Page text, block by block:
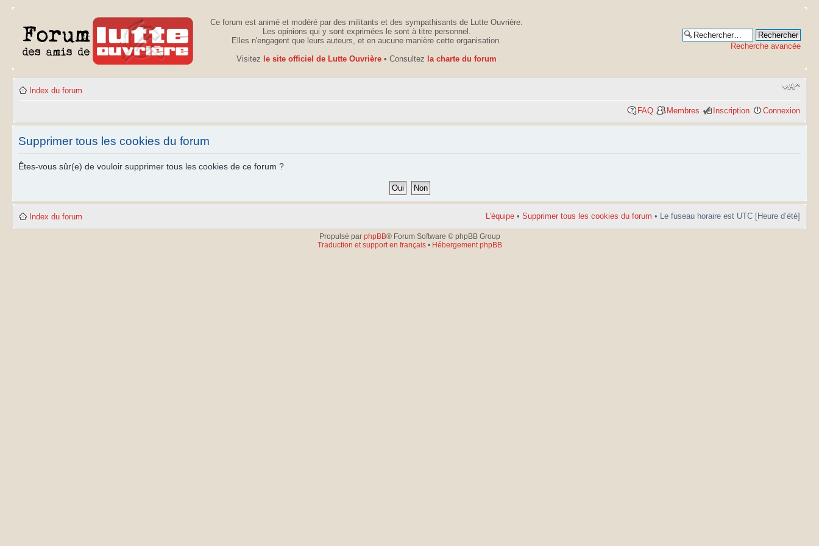
Ce forum est animé et modéré par des militants et des sympathisants de Lutte Ouvrière.
Les opinions qui y sont exprimées le sont à titre personnel.
Elles n'engagent que leurs auteurs, et en aucune manière cette organisation.
Visitez le site officiel de Lutte Ouvrière • Consultez la charte du forum
Recherche avancée
Index du forum
FAQ Membres Inscription Connexion
Supprimer tous les cookies du forum
Êtes-vous sûr(e) de vouloir supprimer tous les cookies de ce forum ?
Index du forum L’équipe • Supprimer tous les cookies du forum • Le fuseau horaire est UTC [Heure d’été]
Propulsé par phpBB® Forum Software © phpBB Group
Traduction et support en français• Hébergement phpBB